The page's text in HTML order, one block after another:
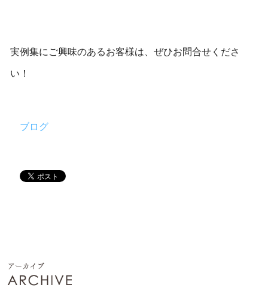
実例集にご興味のあるお客様は、ぜひお問合せくださ
い！
ブログ